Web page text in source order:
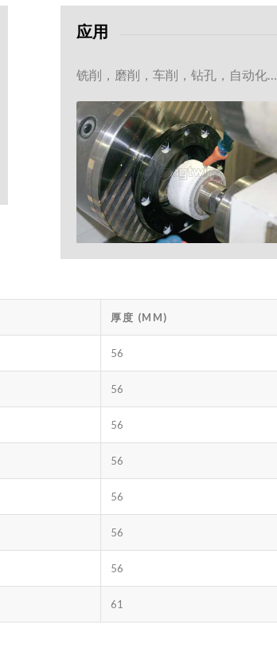
应用
铣削，磨削，车削，钻孔，自动化…
厚度 (MM)
56
56
56
56
56
56
56
61